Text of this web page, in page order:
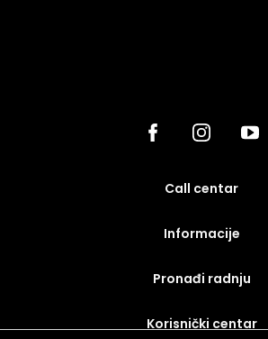
call centar
Informacije
Pronađi radnju
korisnički centar